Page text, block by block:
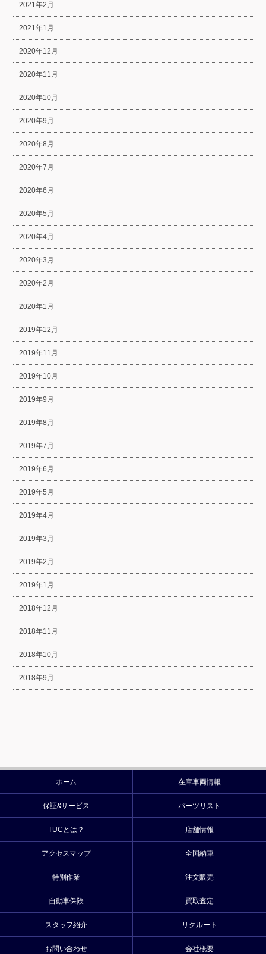
2021年2月
2021年1月
2020年12月
2020年11月
2020年10月
2020年9月
2020年8月
2020年7月
2020年6月
2020年5月
2020年4月
2020年3月
2020年2月
2020年1月
2019年12月
2019年11月
2019年10月
2019年9月
2019年8月
2019年7月
2019年6月
2019年5月
2019年4月
2019年3月
2019年2月
2019年1月
2018年12月
2018年11月
2018年10月
2018年9月
ホーム 在庫車両情報
保証&サービス パーツリスト
TUCとは？ 店舗情報
アクセスマップ 全国納車
特別作業 注文販売
自動車保険 買取査定
スタッフ紹介 リクルート
お問い合わせ 会社概要